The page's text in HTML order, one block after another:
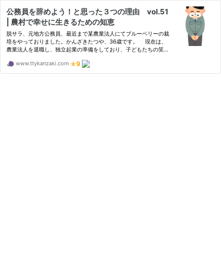
公務員を辞めよう！と思った３つの理由 vol.51
| 農村で幸せに生きるための知恵
脱サラ、元地方公務員、最近まで某農業法人にてブルーベリーの栽
培をやっておりました。かんざきたつや、36歳です。 現在は、
農業法人を退職し、独立起業の準備をしており、子どもたちの笑顔
www.ttykanzaki.com